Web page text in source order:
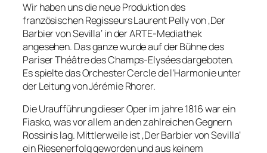
Wir haben uns die neue Produktion des
französischen Regisseurs Laurent Pelly von ‚Der
Barbier von Sevilla‘ in der ARTE-Mediathek
angesehen. Das ganze wurde auf der Bühne des
Pariser Théâtre des Champs-Elysées dargeboten.
Es spielte das Orchester Cercle de l’Harmonie unter
der Leitung von Jérémie Rhorer.
Die Uraufführung dieser Oper im jahre 1816 war ein
Fiasko, was vor allem an den zahlreichen Gegnern
Rossinis lag. Mittlerweile ist ‚Der Barbier von Sevilla‘
ein Riesenerfolg geworden und aus keinem